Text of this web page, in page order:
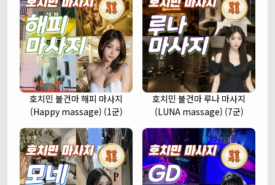
호치민 불건마 해피 마사지
(Happy massage) (1군)
호치민 불건마 루나 마사지
(LUNA massage) (7군)